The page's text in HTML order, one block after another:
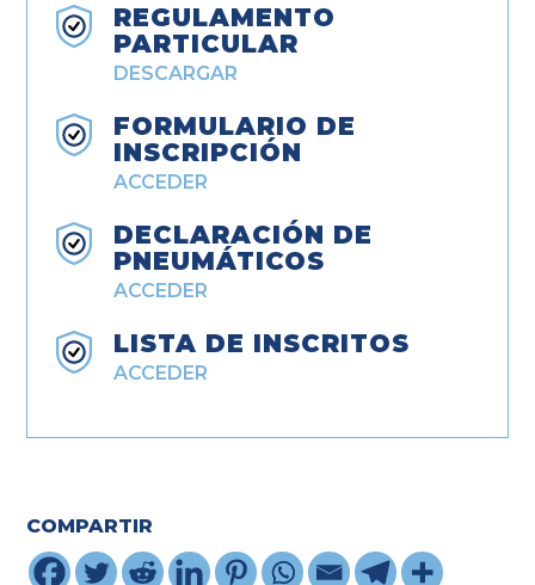
REGULAMENTO
PARTICULAR
DESCARGAR
FORMULARIO DE
INSCRIPCIÓN
ACCEDER
DECLARACIÓN DE
PNEUMÁTICOS
ACCEDER
LISTA DE INSCRITOS
ACCEDER
COMPARTIR